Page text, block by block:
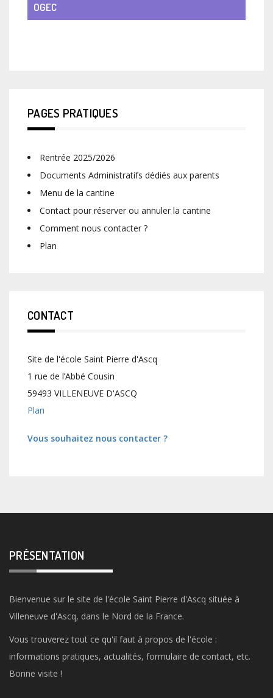
OGEC
PAGES PRATIQUES
Rentrée 2025/2026
Documents Administratifs dédiés aux parents
Menu de la cantine
Contact pour réserver ou annuler la cantine
Comment nous contacter ?
Plan
CONTACT
Site de l'école Saint Pierre d'Ascq
1 rue de l’Abbé Cousin
59493 VILLENEUVE D'ASCQ
Plan
Vous souhaitez nous contacter ?
PRÉSENTATION
Bienvenue sur le site de l'école Saint Pierre d'Ascq située à
Villeneuve d'Ascq, dans le Nord de la France.
Vous trouverez tout ce qu'il faut à propos de l'école :
informations pratiques, actualités, formulaire de contact, etc.
Bonne visite !